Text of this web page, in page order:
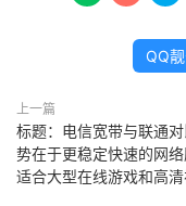
QQ
上一篇
标题：电信宽带与联通
势在于更稳定快速的网络
适合大型在线游戏和高清